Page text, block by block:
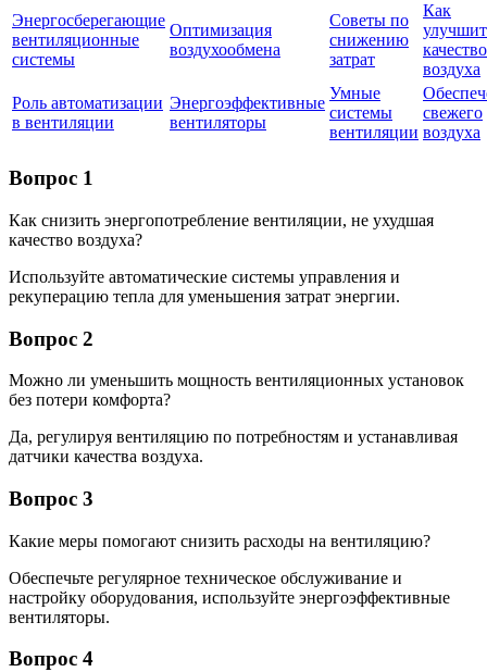
Энергосберегающие
вентиляционные
системы
Оптимизация
воздухообмена
Советы по
снижению
затрат
Как
качество
воздуха
Роль автоматизации
в вентиляции
Энергоэффективные
вентиляторы
Умные
системы
вентиляции
свежего
воздуха
Вопрос 1
Как снизить энергопотребление вентиляции, не ухудшая
качество воздуха?
Используйте автоматические системы управления и
рекуперацию тепла для уменьшения затрат энергии.
Вопрос 2
Можно ли уменьшить мощность вентиляционных установок
без потери комфорта?
Да, регулируя вентиляцию по потребностям и устанавливая
датчики качества воздуха.
Вопрос 3
Какие меры помогают снизить расходы на вентиляцию?
Обеспечьте регулярное техническое обслуживание и
настройку оборудования, используйте энергоэффективные
вентиляторы.
Вопрос 4